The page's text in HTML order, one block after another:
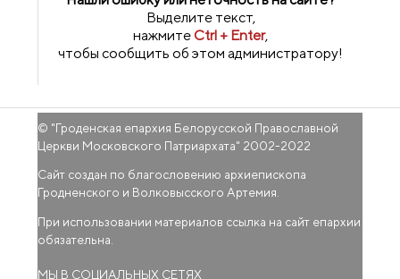
Выделите текст,
нажмитеCtrl + Enter,
чтобы сообщить об этом администратору!
© "Гроденская епархия Белорусской Православной
Церкви Московского Патриархата" 2002-2022
Сайт создан по благословению архиепископа
Гродненского и Волковысского Артемия.
При использовании материалов ссылка на сайт епархии
обязательна.
МЫ В СОЦИАЛЬНЫХ СЕТЯХ